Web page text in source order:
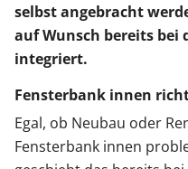
selbst angebracht
auf Wunsch bereits bei
integriert.
Fensterbank innen
Egal, ob Neubau oder
Fensterbank innen